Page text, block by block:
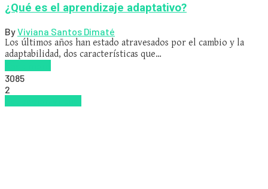
¿Qué es el aprendizaje adaptativo?
ByViviana Santos Dimaté
Los últimos años han estado atravesados por el cambio y la
adaptabilidad, dos características que…
3085
2